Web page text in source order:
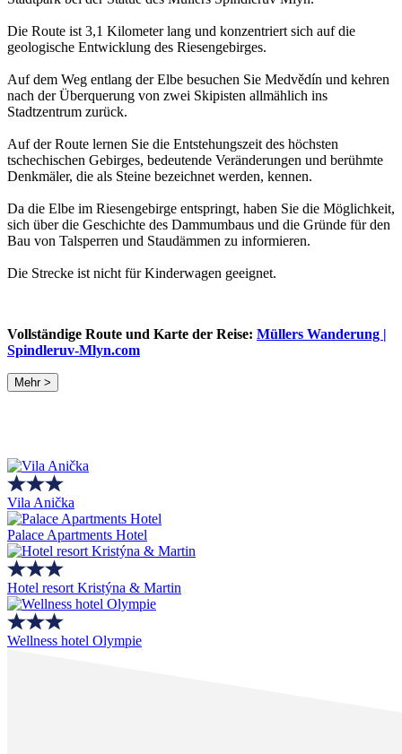
Die Route ist 3,1 Kilometer lang und konzentriert sich auf die
geologische Entwicklung des Riesengebirges.
Auf dem Weg entlang der Elbe besuchen Sie Medvědín und kehren
nach der Überquerung von zwei Skipisten allmählich ins
Stadtzentrum zurück.
Auf der Route lernen Sie die Entstehungszeit des höchsten
tschechischen Gebirges, bedeutende Veränderungen und berühmte
Denkmäler, die als Steine bezeichnet werden, kennen.
Da die Elbe im Riesengebirge entspringt, haben Sie die Möglichkeit,
sich über die Geschichte des Dammumbaus und die Gründe für den
Bau von Talsperren und Staudämmen zu informieren.
Die Strecke ist nicht für Kinderwagen geeignet.
Vollständige Route und Karte der Reise: Müllers Wanderung |
Spindleruv-Mlyn.com
Mehr >
Vila Anička
Palace Apartments Hotel
Hotel resort Kristýna & Martin
Wellness hotel Olympie